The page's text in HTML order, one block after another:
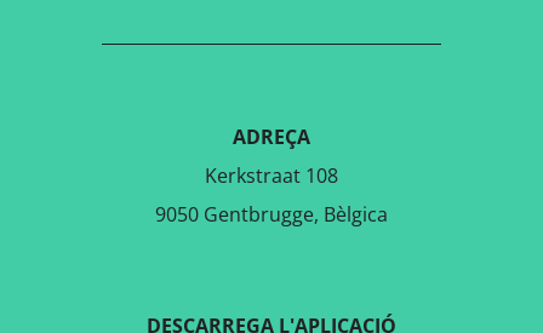
ADREÇA
Kerkstraat 108
9050 Gentbrugge, Bèlgica
DESCARREGA L'APLICACIÓ